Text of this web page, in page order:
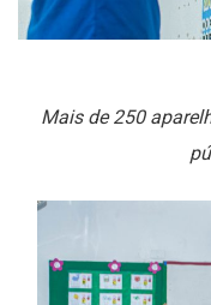
Mais de 250